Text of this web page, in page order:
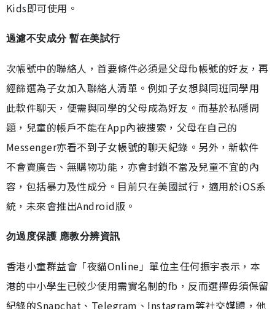
Kids即可使用。
過濾不安成分 暫在美試行
次帳號中的聯絡人，首要條件必須是父母fb帳號的好友，再
經篩選為子女加入聯絡人清單。例如子女想與同班同學用
此軟件聊天，便需與同學的父母成為好友。而基於私隱問
題，兒童的帳戶不能在App內被搜索，父母在自己的
Messenger亦看不到子女帳號的聊天紀錄。另外，新軟件
不會賣廣告、無購物功能，亦會封鎖不當及兒童不宜的內
容，包括暴力及性成分。目前只在美國試行，適用於iOS系
統，未來會推出Android版。
勿過度保護 應教分辨資訊
香港小童群益會「夜貓Online」單位主任何振宇表示，本
港的中小學生已較少使用需實名制的fb，反而選擇毋須保留
紀錄的Snapchat、Telegram、Instagram等社交媒體，他